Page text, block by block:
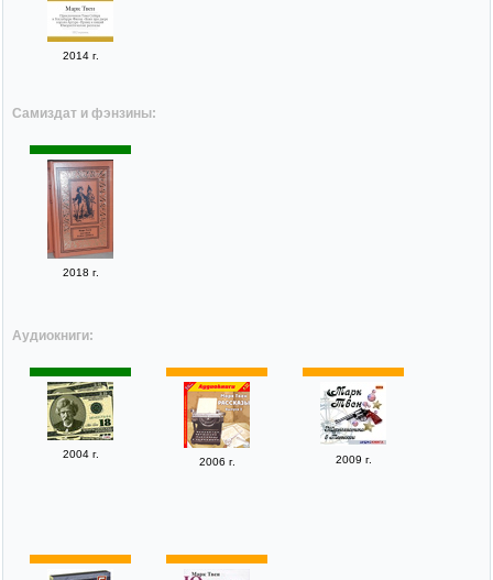
2014 г.
Самиздат и фэнзины:
2018 г.
Аудиокниги:
2004 г.
2006 г. 2009 г.